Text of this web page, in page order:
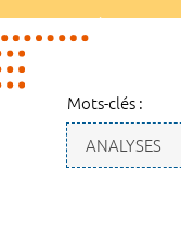
Mots-clés :